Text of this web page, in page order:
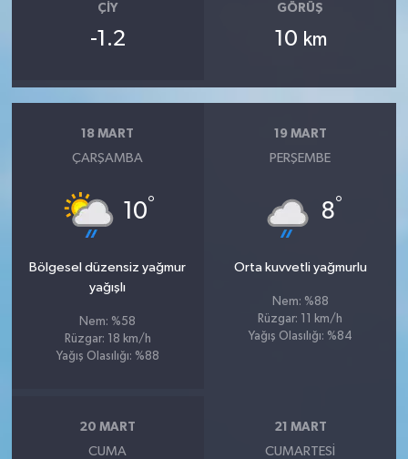
ÇIY
-1.2
GÖRÜŞ
10 km
18 MART
ÇARŞAMBA
10°
Bölgesel düzensiz yağmur
yağışlı
Nem: %58
Rüzgar: 18 km/h
Yağış Olasılığı: %88
19 MART
PERŞEMBE
8°
Orta kuvvetli yağmurlu
Nem: %88
Rüzgar: 11 km/h
Yağış Olasılığı: %84
20 MART
CUMA
21 MART
CUMARTESI